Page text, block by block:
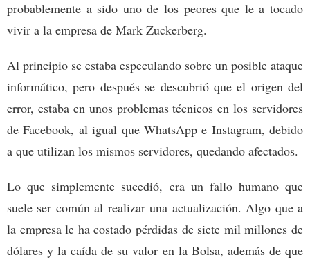
probablemente a sido uno de los peores que le a tocado
vivir a la empresa de Mark Zuckerberg.
Al principio se estaba especulando sobre un posible ataque
informático, pero después se descubrió que el origen del
error, estaba en unos problemas técnicos en los servidores
de Facebook, al igual que WhatsApp e Instagram, debido
a que utilizan los mismos servidores, quedando afectados.
Lo que simplemente sucedió, era un fallo humano que
suele ser común al realizar una actualización. Algo que a
la empresa le ha costado pérdidas de siete mil millones de
dólares y la caída de su valor en la Bolsa, además de que